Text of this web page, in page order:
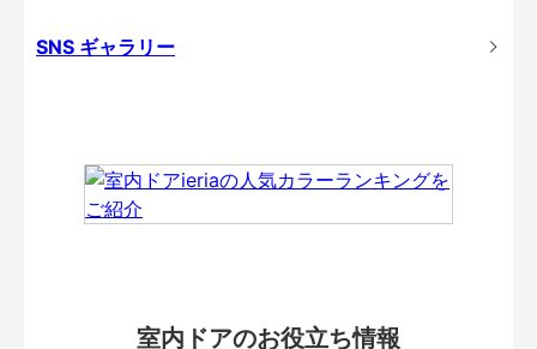
SNS ギャラリー
室内ドアのお役立ち情報